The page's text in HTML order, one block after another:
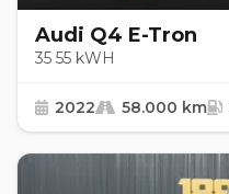
Audi Q4 E-Tron
35 55 kWH
2022 58.000 km